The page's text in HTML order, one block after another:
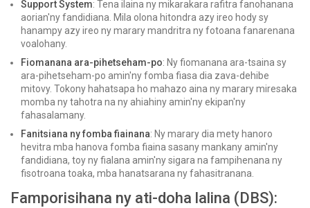
Support System: Tena ilaina ny mikarakara rafitra fanohanana
aorian'ny fandidiana. Mila olona hitondra azy ireo hody sy
hanampy azy ireo ny marary mandritra ny fotoana fanarenana
voalohany.
Fiomanana ara-pihetseham-po: Ny fiomanana ara-tsaina sy
ara-pihetseham-po amin'ny fomba fiasa dia zava-dehibe
mitovy. Tokony hahatsapa ho mahazo aina ny marary miresaka
momba ny tahotra na ny ahiahiny amin'ny ekipan'ny
fahasalamany.
Fanitsiana ny fomba fiainana: Ny marary dia mety hanoro
hevitra mba hanova fomba fiaina sasany mankany amin'ny
fandidiana, toy ny fialana amin'ny sigara na fampihenana ny
fisotroana toaka, mba hanatsarana ny fahasitranana.
Famporisihana ny ati-doha lalina (DBS):